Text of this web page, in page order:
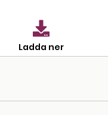
Ladda ner